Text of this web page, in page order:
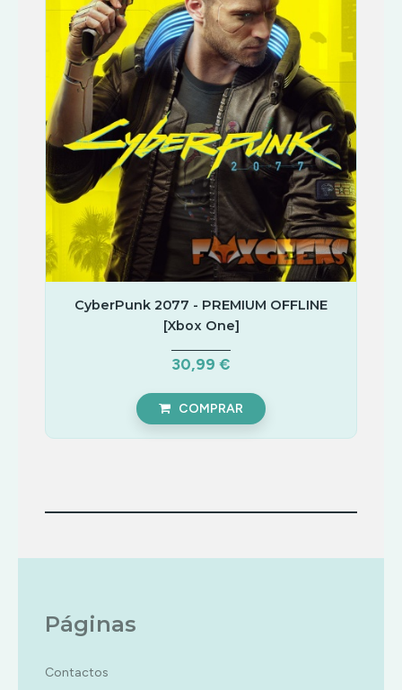
CyberPunk 2077 - PREMIUM OFFLINE
[Xbox One]
30,99 €
COMPRAR
Páginas
Contactos